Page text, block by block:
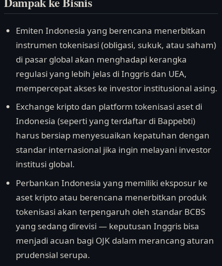
Emiten Indonesia yang berencana menerbitkan
instrumen tokenisasi (obligasi, sukuk, atau saham)
di pasar global akan menghadapi kerangka
regulasi yang lebih jelas di Inggris dan UEA,
mempercepat akses ke investor institusional asing.
Exchange kripto dan platform tokenisasi aset di
Indonesia (seperti yang terdaftar di Bappebti)
harus bersiap menyesuaikan kepatuhan dengan
standar internasional jika ingin melayani investor
institusi global.
Perbankan Indonesia yang memiliki eksposur ke
aset kripto atau berencana menerbitkan produk
tokenisasi akan terpengaruh oleh standar BCBS
yang sedang direvisi — keputusan Inggris bisa
menjadi acuan bagi OJK dalam merancang aturan
prudensial serupa.